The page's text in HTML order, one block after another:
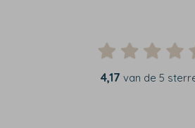
4,17 van de 5